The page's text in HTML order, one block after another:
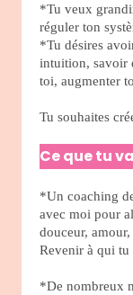
*Tu veux
réguler ton
*Tu désires
intuition, savoir
toi, augmenter
Tu souhaites
Ce que tu
*Un coaching
avec moi pour
douceur,
Revenir à qui tu
*De nombreux